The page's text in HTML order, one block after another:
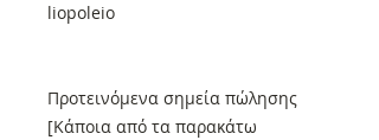
liopoleio
Προτεινόμενα σημεία πώλησης
[Κάποια από τα παρακάτω